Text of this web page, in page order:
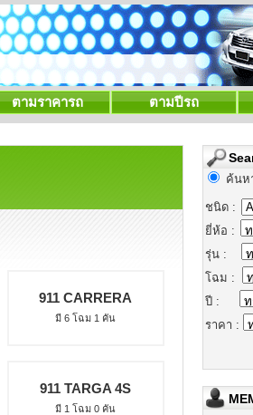
ตามราคารถ ตามปีรถ
911 CARRERA
มี 6 โฉม 1 คัน
911 TARGA 4S
มี 1 โฉม 0 คัน
ค้นห
ชนิด :
ยี่ห้อ :
รุ่น :
โฉม :
ปี :
ราคา :